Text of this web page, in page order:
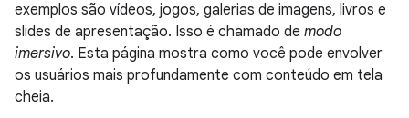
exemplos são vídeos, jogos, galerias de imagens, livros e
slides de apresentação. Isso é chamado de modo
imersivo. Esta página mostra como você pode envolver
os usuários mais profundamente com conteúdo em tela
cheia.